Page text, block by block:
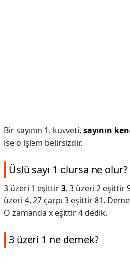
Bir sayının 1. kuvveti, sayının
ise o işlem belirsizdir.
Üslü sayı 1 olursa ne olur?
3 üzeri 1 eşittir3, 3 üzeri 2 eşittir
üzeri 4, 27 çarpı 3 eşittir 81.
O zamanda x eşittir 4 dedik.
3 üzeri 1 ne demek?